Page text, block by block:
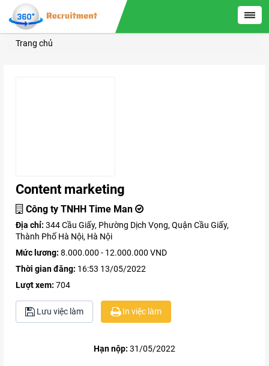
Trang chủ
Content marketing
Công ty TNHH Time Man
Địa chỉ: 344 Cầu Giấy, Phường Dịch Vọng, Quận Cầu Giấy,
Thành Phố Hà Nội, Hà Nội
Mức lương: 8.000.000 - 12.000.000 VND
Thời gian đăng: 16:53 13/05/2022
Lượt xem: 704
Lưu việc làm In việc làm
Hạn nộp: 31/05/2022